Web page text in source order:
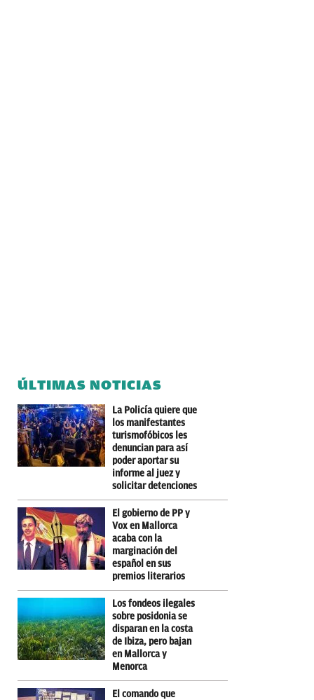
ÚLTIMAS NOTICIAS
La Policía quiere que
los manifestantes
turismofóbicos les
denuncian para así
poder aportar su
informe al juez y
solicitar detenciones
El gobierno de PP y
Vox en Mallorca
acaba con la
marginación del
español en sus
premios literarios
Los fondeos ilegales
sobre posidonia se
disparan en la costa
de Ibiza, pero bajan
en Mallorca y
Menorca
El comando que